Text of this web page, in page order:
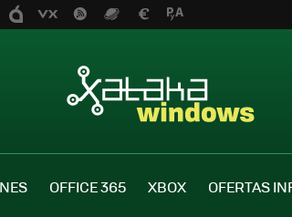
OFFICE 365 XBOX OFERTAS